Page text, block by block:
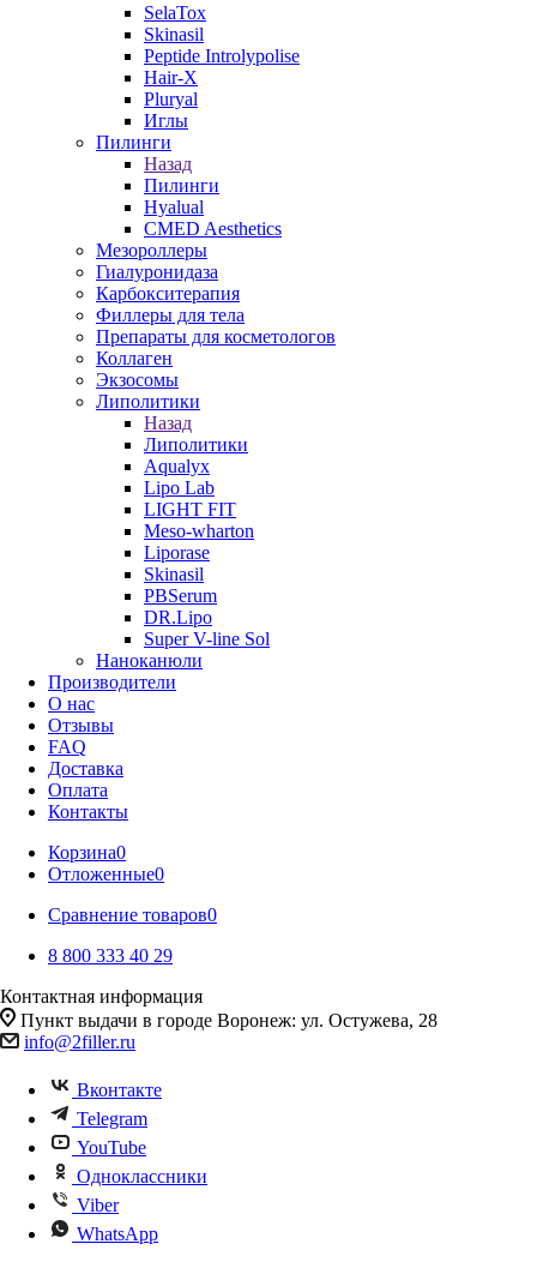
SelaTox
Skinasil
Peptide Introlypolise
Hair-X
Pluryal
Иглы
Пилинги
Назад
Пилинги
Hyalual
CMED Aesthetics
Мезороллеры
Гиалуронидаза
Карбокситерапия
Филлеры для тела
Препараты для косметологов
Коллаген
Экзосомы
Липолитики
Назад
Липолитики
Aqualyx
Lipo Lab
LIGHT FIT
Meso-wharton
Liporase
Skinasil
PBSerum
DR.Lipo
Super V-line Sol
Наноканюли
Производители
О нас
Отзывы
FAQ
Доставка
Оплата
Контакты
Корзина0
Отложенные0
Сравнение товаров0
8 800 333 40 29
Контактная информация
Пункт выдачи в городе Воронеж: ул. Остужева, 28
info@2filler.ru
Вконтакте
Telegram
YouTube
Одноклассники
Viber
WhatsApp